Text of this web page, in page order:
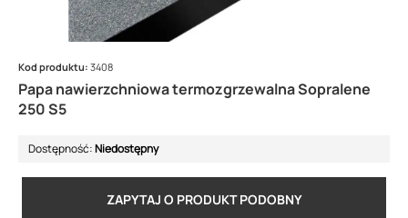
Papa nawierzchniowa termozgrzewalna Sopralene
250 S5
Kod produktu: 3408
Dostępność:Niedostępny
ZAPYTAJ O PRODUKT PODOBNY